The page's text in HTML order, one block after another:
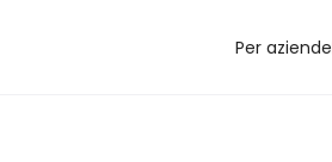
Per aziende